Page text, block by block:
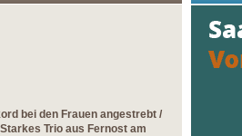
bei den Frauen angestrebt /
Trio aus Fernost am